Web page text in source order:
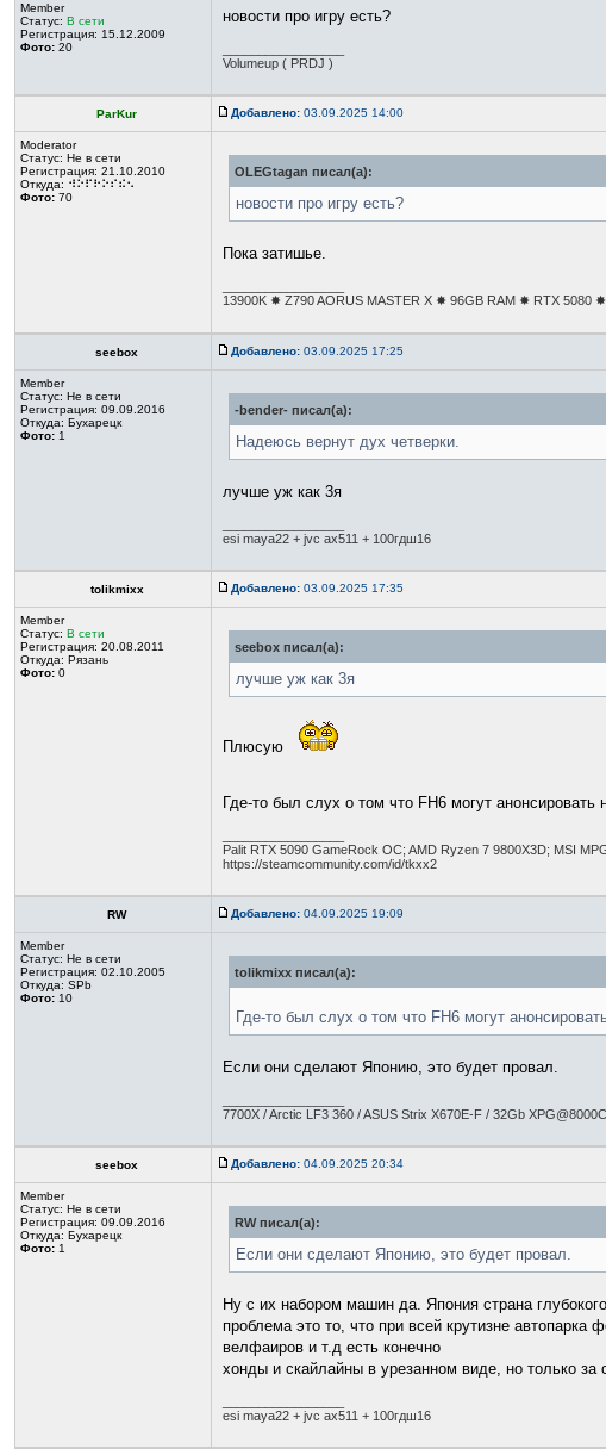
Member
Статус: В сети
Регистрация: 15.12.2009
Фото: 20
новости про игру есть?
Volumeup ( PRDJ )
ParKur Добавлено: 03.09.2025 14:00
Moderator
Статус: Не в сети
Регистрация: 21.10.2010
Откуда: ⠺⠕⠏⠗⠕⠎⠮⠢
Фото: 70
OLEGtagan писал(а):
новости про игру есть?
Пока затишье.
13900K ✸ Z790 AORUS MASTER X ✸ 96GB RAM ✸ RTX 5080
seebox Добавлено: 03.09.2025 17:25
Member
Статус: Не в сети
Регистрация: 09.09.2016
Откуда: Бухарецк
Фото: 1
-bender- писал(а):
Надеюсь вернут дух четверки.
лучше уж как 3я
esi maya22 + jvc ax511 + 100гдш16
tolikmixx Добавлено: 03.09.2025 17:35
Member
Статус: В сети
Регистрация: 20.08.2011
Откуда: Рязань
Фото: 0
seebox писал(а):
лучше уж как 3я
Плюсую
Где-то был слух о том что FH6 могут
Palit RTX 5090 GameRock OC; AMD Ryzen 7 9800X3D; MSI
https://steamcommunity.com/id/tkxx2
RW Добавлено: 04.09.2025 19:09
Member
Статус: Не в сети
Регистрация: 02.10.2005
Откуда: SPb
Фото: 10
tolikmixx писал(а):
Где-то был слух о том что FH6 могут
Если они сделают Японию, это будет провал.
7700X / Arctic LF3 360 / ASUS Strix X670E-F / 32Gb
seebox Добавлено: 04.09.2025 20:34
Member
Статус: Не в сети
Регистрация: 09.09.2016
Откуда: Бухарецк
Фото: 1
RW писал(а):
Если они сделают Японию, это будет провал.
Ну с их набором машин да. Япония страна
проблема это то, что при всей крутизне
велфаиров и т.д есть конечно
хонды и скайлайны в урезанном виде, но только за
esi maya22 + jvc ax511 + 100гдш16